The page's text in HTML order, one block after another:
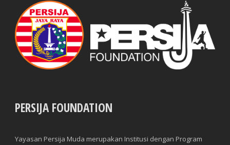
PERSIJA FOUNDATION
Yayasan Persija Muda merupakan Institusi dengan Program